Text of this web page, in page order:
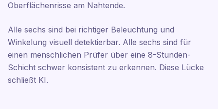
Oberflächenrisse am Nahtende.
Alle sechs sind bei richtiger Beleuchtung und
Winkelung visuell detektierbar. Alle sechs sind für
einen menschlichen Prüfer über eine 8-Stunden-
Schicht schwer konsistent zu erkennen. Diese Lücke
schließt KI.